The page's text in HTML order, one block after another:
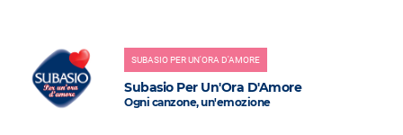
SUBASIO PER UN'ORA D'AMORE
Subasio Per Un'Ora D'Amore
Ogni canzone, un'emozione